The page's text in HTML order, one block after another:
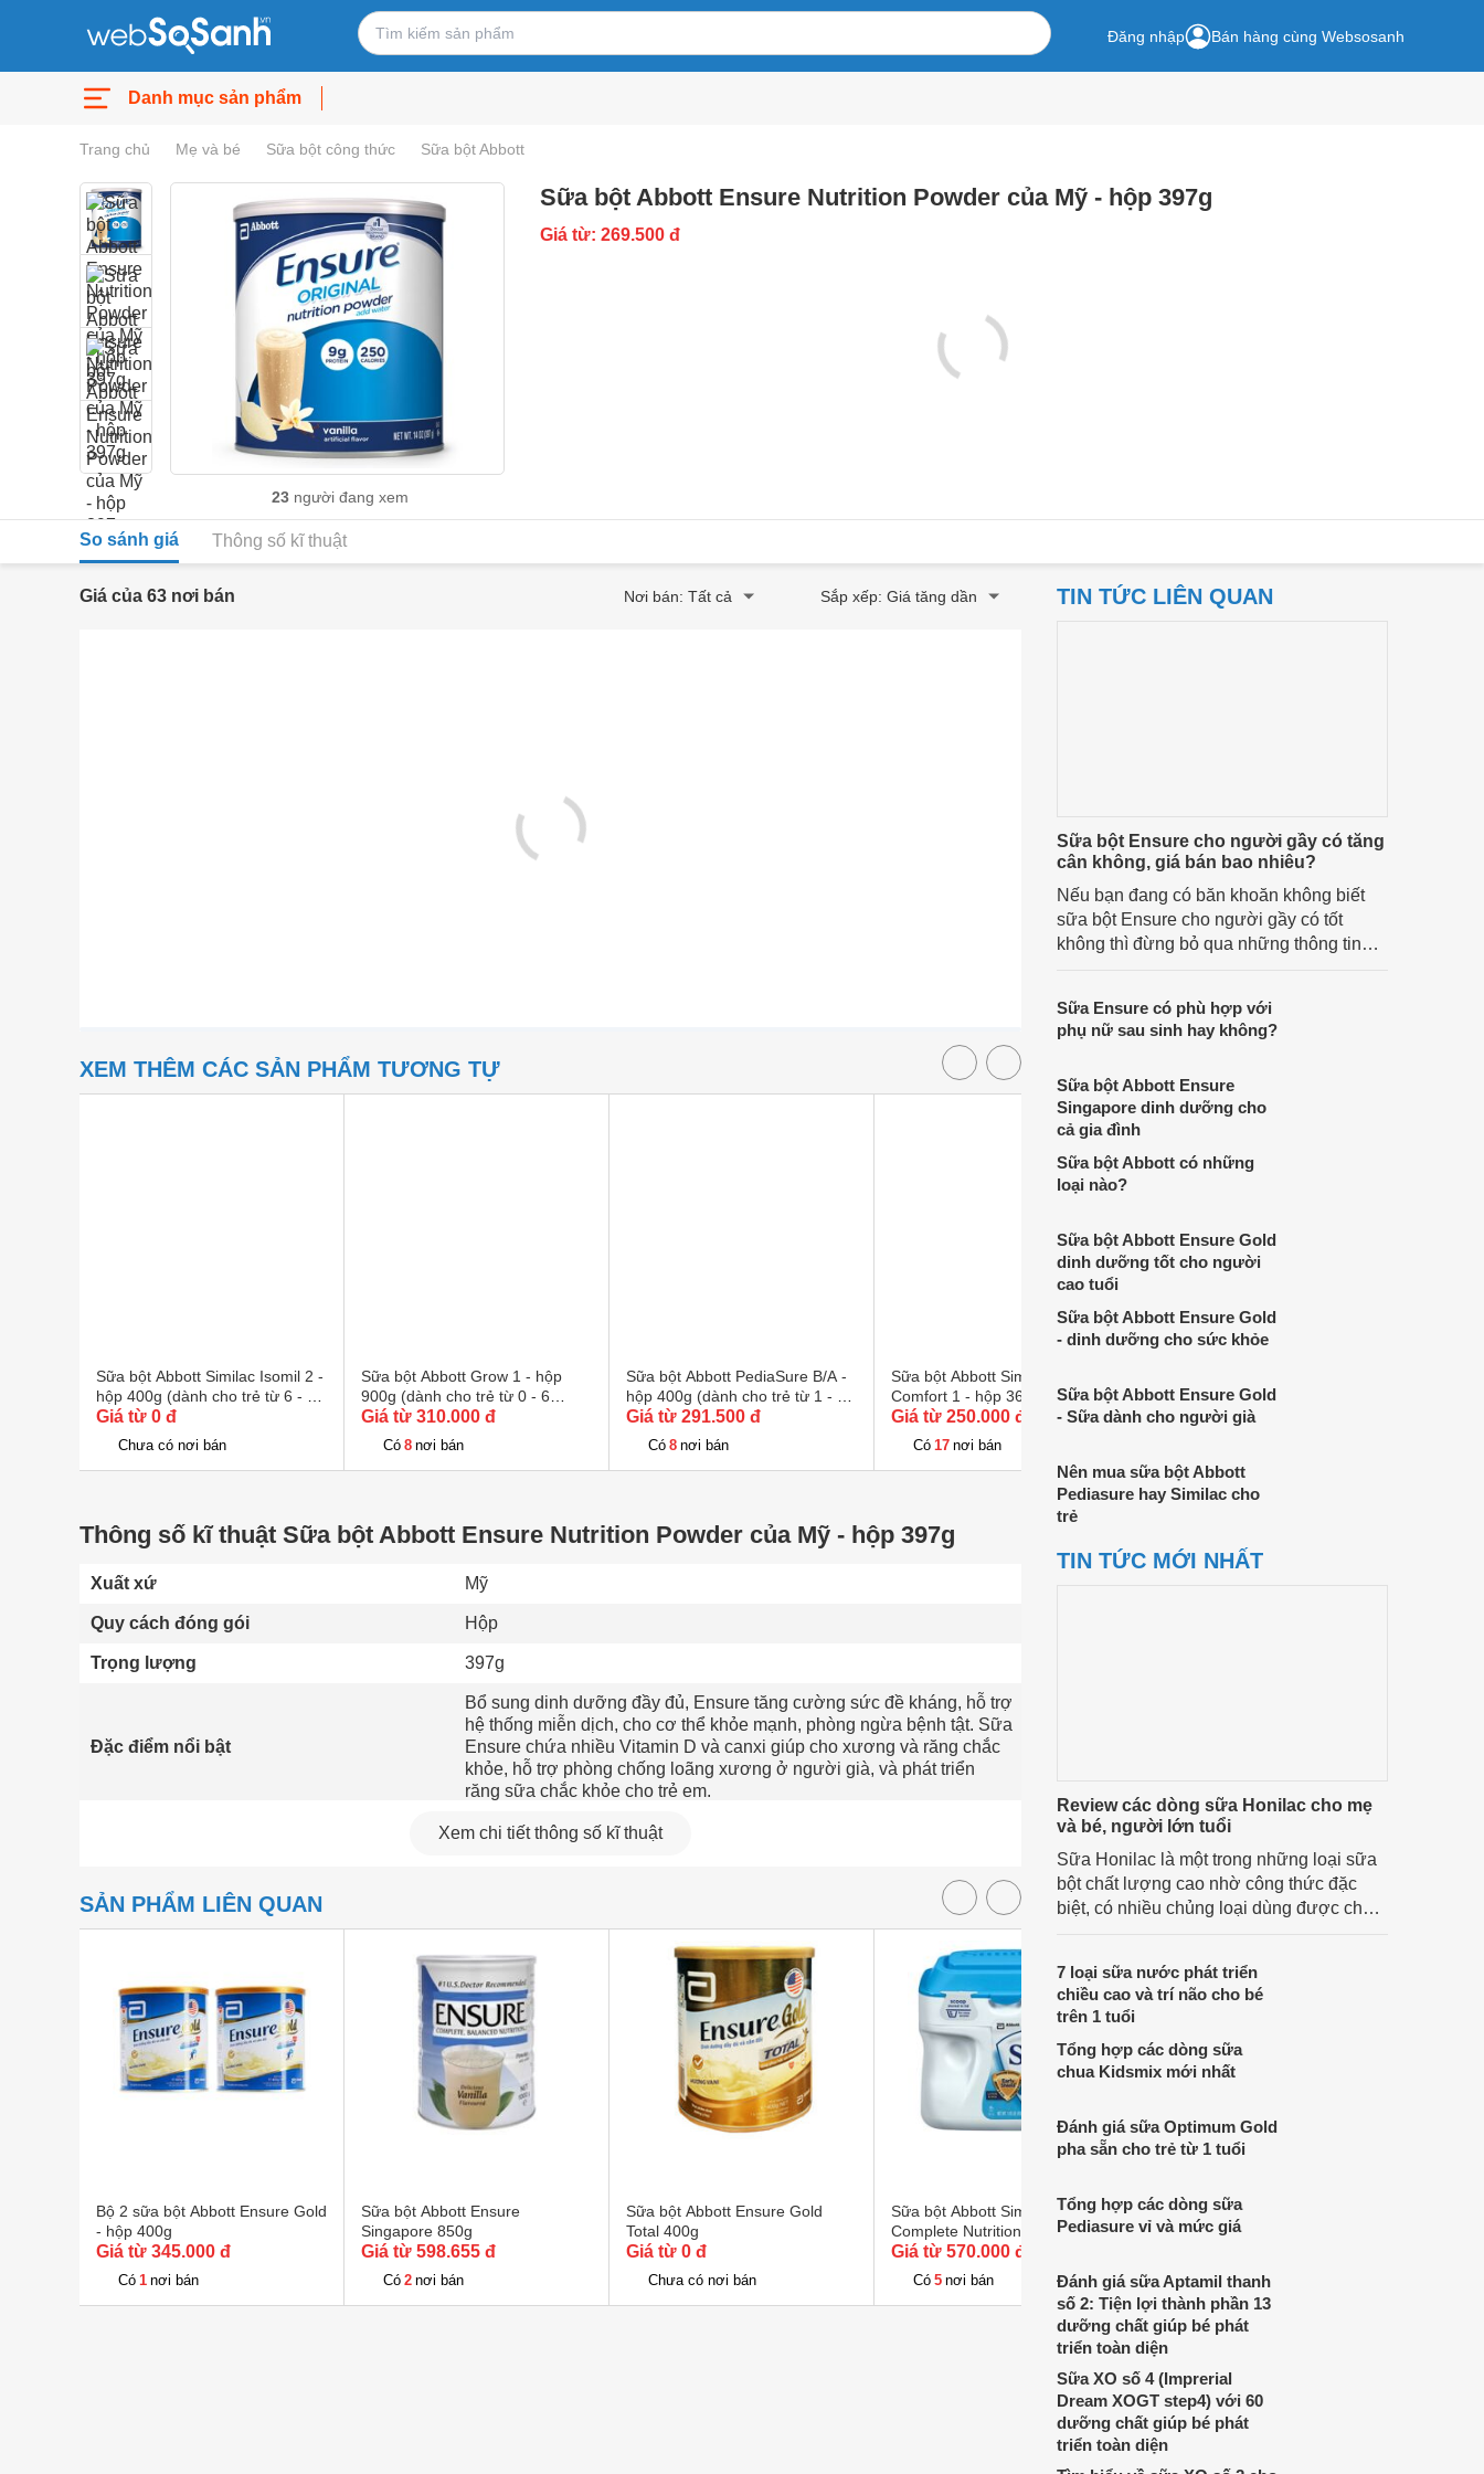
Đăng nhập Bán hàng cùng Websosanh
Danh mục sản phẩm
Trang chủ Mẹ và bé Sữa bột công thức Sữa bột Abbott
23 người đang xem
Sữa bột Abbott Ensure Nutrition Powder của Mỹ - hộp 397g
Giá từ: 269.500 đ
So sánh giá Thông số kĩ thuật
Giá của 63 nơi bán Nơi bán: Tất cả Sắp xếp: Giá tăng dần
XEM THÊM CÁC SẢN PHẨM TƯƠNG TỰ
Sữa bột Abbott Similac Isomil 2 -
hộp 400g (dành cho trẻ từ 6 - 12
tháng)
Giá từ 0 đ
Chưa có nơi bán
Sữa bột Abbott Grow 1 - hộp
900g (dành cho trẻ từ 0 - 6
tháng)
Giá từ 310.000 đ
Có 8 nơi bán
Sữa bột Abbott PediaSure B/A -
hộp 400g (dành cho trẻ từ 1 - 10
tuổi)
Giá từ 291.500 đ
Có 8 nơi bán
Sữa bột Abbott Similac Total
Comfort 1 - hộp 360g (dành cho
trẻ từ 0 - 6 tháng)
Giá từ 250.000 đ
Có 17 nơi bán
Giá từ 251.350 đ
Thông số kĩ thuật Sữa bột Abbott Ensure Nutrition Powder của Mỹ - hộp 397g
Xuất xứ Mỹ
Quy cách đóng gói Hộp
Trọng lượng 397g
Đặc điểm nổi bật
Bổ sung dinh dưỡng đầy đủ, Ensure tăng cường sức đề kháng, hỗ trợ
hệ thống miễn dịch, cho cơ thể khỏe mạnh, phòng ngừa bệnh tật. Sữa
Ensure chứa nhiều Vitamin D và canxi giúp cho xương và răng chắc
khỏe, hỗ trợ phòng chống loãng xương ở người già, và phát triển
răng sữa chắc khỏe cho trẻ em.
3 tuần
Hướng dẫn sử dụng
nước nóng. Lấy ½ chén bột sữa (khoảng 56g) khuấy đều cho đến khi
tan hết, sau đó có thể thưởng thức ngay cốc sữa thơm ngon, bổ
lâu.
Hướng dẫn bảo quản Đậy nắp và bảo quản nơi khô mát
Xem chi tiết thông số kĩ thuật
SẢN PHẨM LIÊN QUAN
Bộ 2 sữa bột Abbott Ensure Gold
- hộp 400g
Giá từ 345.000 đ
Có 1 nơi bán
Sữa bột Abbott Ensure
Singapore 850g
Giá từ 598.655 đ
Có 2 nơi bán
Sữa bột Abbott Ensure Gold
Total 400g
Giá từ 0 đ
Chưa có nơi bán
Sữa bột Abbott Similac Advance
Complete Nutrition - hộp 658g
(dành cho trẻ từ 0 - 12 tháng)
Giá từ 570.000 đ
Có 5 nơi bán
Sữa bột Abbott Similac Advance
Complete Nutrition - hộp 964g
Chưa có nơi bán
TIN TỨC LIÊN QUAN
Sữa bột Ensure cho người gầy có tăng
cân không, giá bán bao nhiêu?
Nếu bạn đang có băn khoăn không biết
sữa bột Ensure cho người gầy có tốt
không thì đừng bỏ qua những thông tin
Sữa Ensure có phù hợp với
phụ nữ sau sinh hay không?
Sữa bột Abbott Ensure
Singapore dinh dưỡng cho
cả gia đình
Sữa bột Abbott có những
loại nào?
Sữa bột Abbott Ensure Gold
dinh dưỡng tốt cho người
cao tuổi
Sữa bột Abbott Ensure Gold
- dinh dưỡng cho sức khỏe
Sữa bột Abbott Ensure Gold
- Sữa dành cho người già
Nên mua sữa bột Abbott
Pediasure hay Similac cho
trẻ
TIN TỨC MỚI NHẤT
Review các dòng sữa Honilac cho mẹ
và bé, người lớn tuổi
Sữa Honilac là một trong những loại sữa
bột chất lượng cao nhờ công thức đặc
biệt, có nhiều chủng loại dùng được cho
cùng tìm hiểu ngay trong bài viết sau.
7 loại sữa nước phát triển
chiều cao và trí não cho bé
trên 1 tuổi
Tổng hợp các dòng sữa
chua Kidsmix mới nhất
Đánh giá sữa Optimum Gold
pha sẵn cho trẻ từ 1 tuổi
Tổng hợp các dòng sữa
Pediasure vỉ và mức giá
Đánh giá sữa Aptamil thanh
số 2: Tiện lợi thành phần 13
dưỡng chất giúp bé phát
triển toàn diện
Sữa XO số 4 (Imprerial
Dream XOGT step4) với 60
dưỡng chất giúp bé phát
triển toàn diện